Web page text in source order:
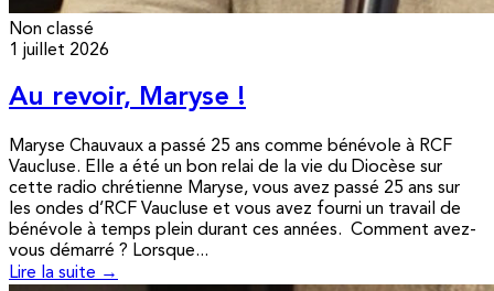
Non classé
1 juillet 2026
Au revoir, Maryse !
Maryse Chauvaux a passé 25 ans comme bénévole à RCF
Vaucluse. Elle a été un bon relai de la vie du Diocèse sur
cette radio chrétienne Maryse, vous avez passé 25 ans sur
les ondes d’RCF Vaucluse et vous avez fourni un travail de
bénévole à temps plein durant ces années. Comment avez-
vous démarré ? Lorsque...
Lire la suite →